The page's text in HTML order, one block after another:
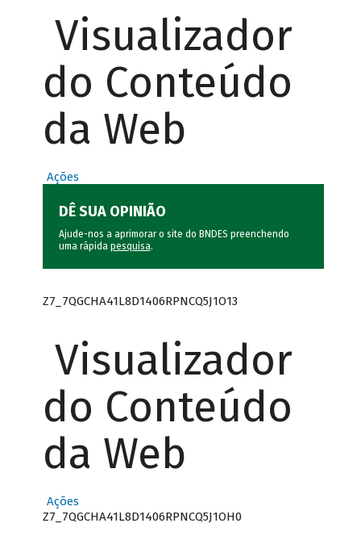
Visualizador
do Conteúdo
da Web
Ações
DÊ SUA OPINIÃO
Ajude-nos a aprimorar o site do BNDES preenchendo
uma rápida pesquisa.
Z7_7QGCHA41L8D1406RPNCQ5J1O13
Visualizador
do Conteúdo
da Web
Ações
Z7_7QGCHA41L8D1406RPNCQ5J1OH0